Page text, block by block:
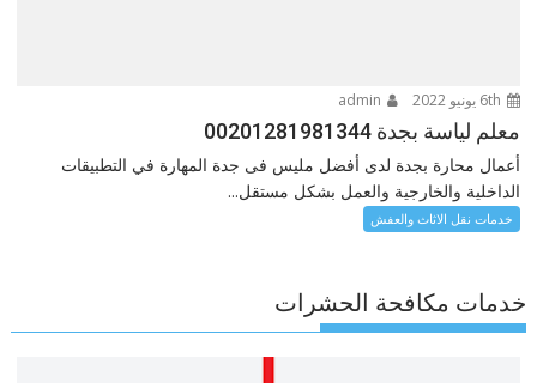
معلم لياسة بجدة 00201281981344
أعمال محارة بجدة لدى أفضل مليس فى جدة المهارة في التطبيقات
الداخلية والخارجية والعمل بشكل مستقل...
خدمات نقل الاثاث والعفش
خدمات مكافحة الحشرات